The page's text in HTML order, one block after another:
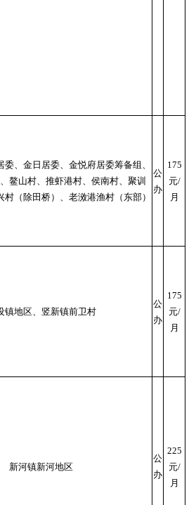
、金日居委、金悦府居委筹备组、
鳌山村、推虾港村、侯南村、聚训
（除田桥）、老滧港渔村（东部）
公
办
175
元/
月
镇地区、竖新镇前卫村
公
办
175
元/
月
新河镇新河地区
公
办
225
元/
月